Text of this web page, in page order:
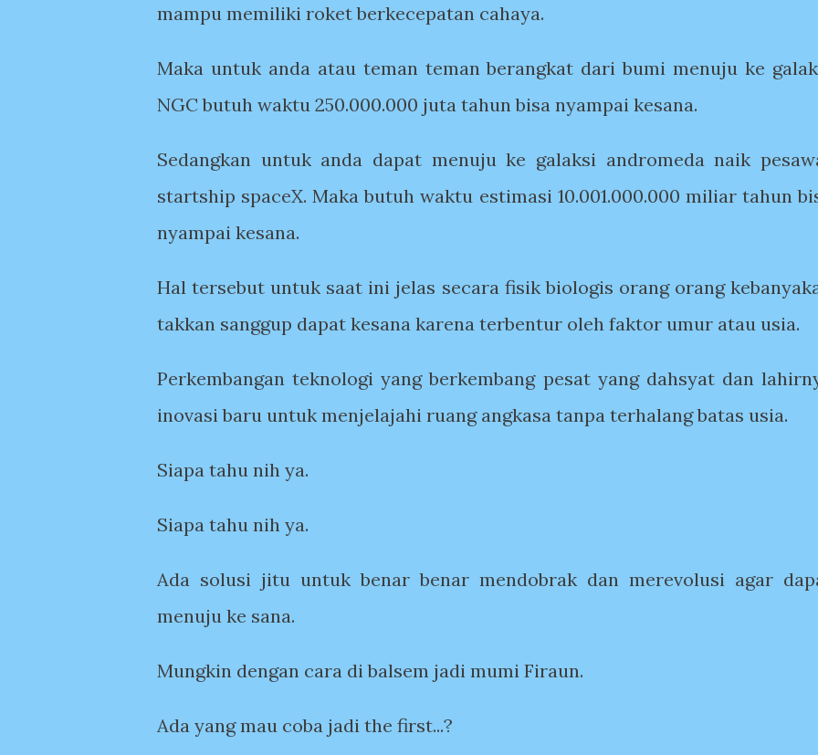
mampu memiliki roket berkecepatan cahaya.
Maka untuk anda atau teman teman berangkat dari bumi menuju ke
NGC butuh waktu 250.000.000 juta tahun bisa nyampai kesana.
Sedangkan untuk anda dapat menuju ke galaksi andromeda naik
startship spaceX. Maka butuh waktu estimasi 10.001.000.000 miliar tahun
nyampai kesana.
Hal tersebut untuk saat ini jelas secara fisik biologis orang orang
takkan sanggup dapat kesana karena terbentur oleh faktor umur atau usia.
Perkembangan teknologi yang berkembang pesat yang dahsyat dan
inovasi baru untuk menjelajahi ruang angkasa tanpa terhalang batas usia.
Siapa tahu nih ya.
Siapa tahu nih ya.
Ada solusi jitu untuk benar benar mendobrak dan merevolusi agar
menuju ke sana.
Mungkin dengan cara di balsem jadi mumi Firaun.
Ada yang mau coba jadi the first...?